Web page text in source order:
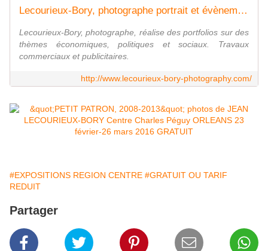
Lecourieux-Bory, photographe portrait et évènements, tireur au charbon, gomme bichromatée, Bourges
Lecourieux-Bory, photographe, réalise des portfolios sur des
thèmes économiques, politiques et sociaux. Travaux
commerciaux et publicitaires.
http://www.lecourieux-bory-photography.com/
#EXPOSITIONS REGION CENTRE #GRATUIT OU TARIF
REDUIT
Partager